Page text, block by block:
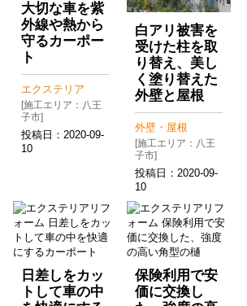
大切な車を紫
外線や熱から
守るカーポー
ト
エクステリア
[施工エリア：八王
子市]
投稿日： 2020-09-
10
白アリ被害を
受けた柱を取
り替え、美し
く塗り替えた
外壁と屋根
外壁・屋根
[施工エリア：八王
子市]
投稿日： 2020-09-
10
日差しをカッ
トして車の中
保険利用で安
価に交換し